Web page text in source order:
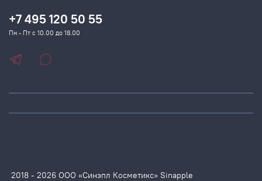
+7 495 120 50 55
Пн - Пт с 10.00 до 18.00
2018 - 2026 ООО «Синэпл Косметикс» Sinapple